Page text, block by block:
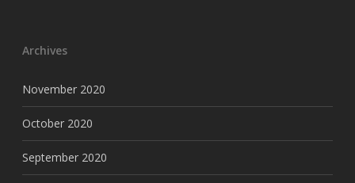
Archives
November 2020
October 2020
September 2020